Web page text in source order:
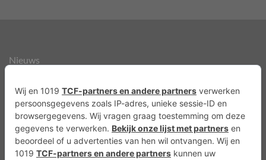
Nieuws
Over ons
Agenda